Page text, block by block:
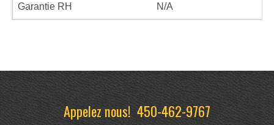
Garantie RH N/A
Appelez nous!450-462-9767